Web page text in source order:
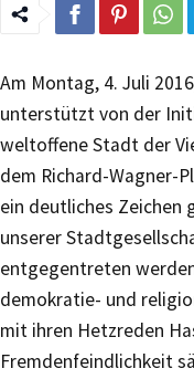
Am Montag, 4. Juli
unterstützt von der
weltoffene Stadt der
dem Richard-Wagner-
ein deutliches Zeichen
unserer
entgegentreten
demokratie- und
mit ihren Hetzreden
Fremdenfeindlichkeit